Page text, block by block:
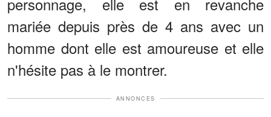
mariée depuis près de 4 ans avec un
homme dont elle est amoureuse et elle
n'hésite pas à le montrer.
ANNONCES